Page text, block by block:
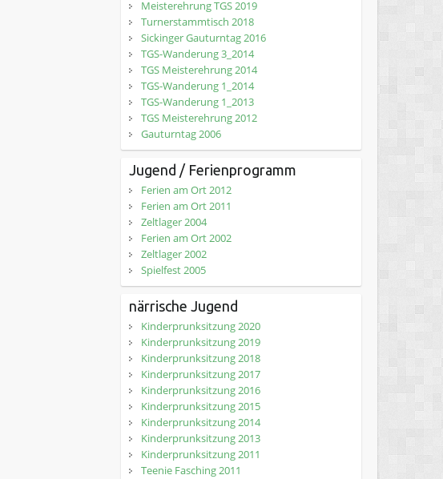
Meisterehrung TGS 2019
Turnerstammtisch 2018
Sickinger Gauturntag 2016
TGS-Wanderung 3_2014
TGS Meisterehrung 2014
TGS-Wanderung 1_2014
TGS-Wanderung 1_2013
TGS Meisterehrung 2012
Gauturntag 2006
Jugend / Ferienprogramm
Ferien am Ort 2012
Ferien am Ort 2011
Zeltlager 2004
Ferien am Ort 2002
Zeltlager 2002
Spielfest 2005
närrische Jugend
Kinderprunksitzung 2020
Kinderprunksitzung 2019
Kinderprunksitzung 2018
Kinderprunksitzung 2017
Kinderprunksitzung 2016
Kinderprunksitzung 2015
Kinderprunksitzung 2014
Kinderprunksitzung 2013
Kinderprunksitzung 2011
Teenie Fasching 2011